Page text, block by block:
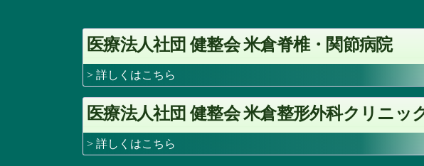
医療法人社団 健整会 米倉脊椎・関節病院
> 詳しくはこちら
医療法人社団 健整会 米倉整形外科クリニッ
> 詳しくはこちら